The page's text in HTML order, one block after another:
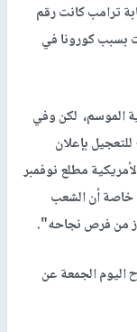
ترامب كانت رقم
بسبب كورونا في
يصل إلى 400 ألف بنهاية الموسم، لكن وفي
بإعلان
مطلع نوفمبر
خاصة أن الشعب
من فرص نجاحه".
اليوم الجمعة عن